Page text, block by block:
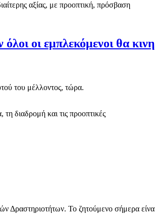
αξίας, με προοπτική, πρόσβαση
οι εμπλεκόμενοι θα
διαδρομή και τις προοπτικές
Δραστηριοτήτων. Το ζητούμενο σήμερα